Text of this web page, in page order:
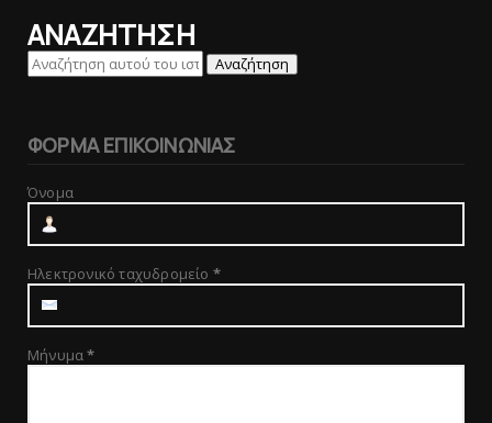
ΑΝΑΖΗΤΗΣΗ
ΦΟΡΜΑ ΕΠΙΚΟΙΝΩΝΙΑΣ
Όνομα
Ηλεκτρονικό ταχυδρομείο *
Μήνυμα*